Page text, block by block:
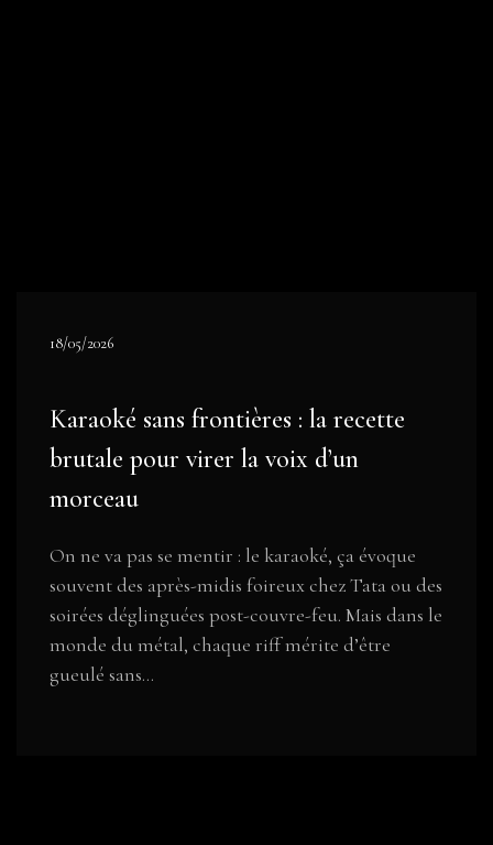
18/05/2026
Karaoké sans frontières : la recette
brutale pour virer la voix d’un
morceau
On ne va pas se mentir : le karaoké, ça évoque
souvent des après-midis foireux chez Tata ou des
soirées déglinguées post-couvre-feu. Mais dans le
monde du métal, chaque riff mérite d’être
gueulé sans...